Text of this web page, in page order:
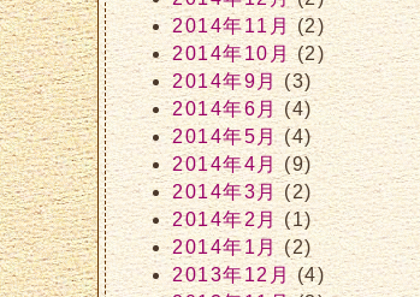
2014年11月(2)
2014年10月(2)
2014年9月(3)
2014年6月(4)
2014年5月(4)
2014年4月(9)
2014年3月(2)
2014年2月(1)
2014年1月(2)
2013年12月(4)